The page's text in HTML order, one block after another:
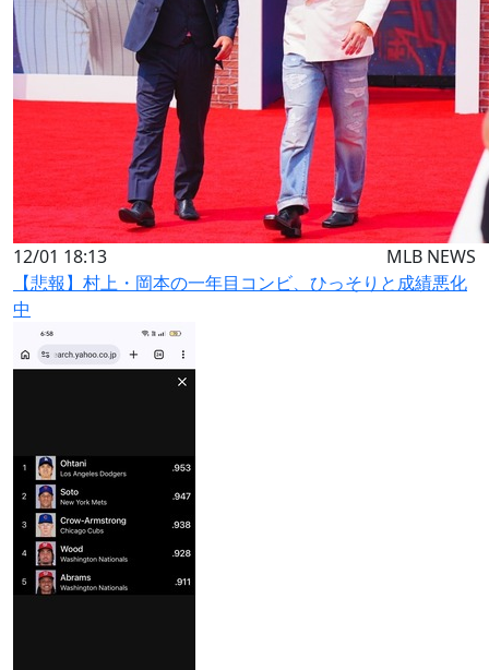
12/01 18:13
MLB NEWS
【悲報】村上・岡本の一年目コンビ、ひっそりと成績悪化
中